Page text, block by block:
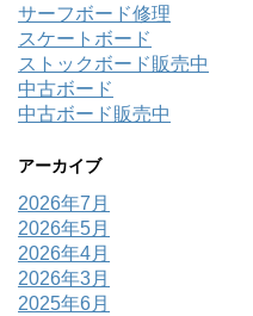
サーフボード修理
スケートボード
ストックボード販売中
中古ボード
中古ボード販売中
アーカイブ
2026年7月
2026年5月
2026年4月
2026年3月
2025年6月